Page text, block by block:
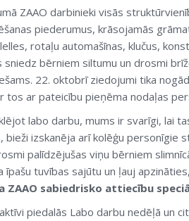
ZAAO darbinieki visās
piederumus, krāsojamās
rotaļu automašīnas, klučus,
sniedz bērniem siltumu un drosmi
22. oktobrī ziedojumi tika
tos ar pateicību pieņēma nodaļas
labo darbu, mums ir svarīgi, lai
izskanēja arī kolēģu personīgie
palīdzējušas viņu bērniem
īpašu tuvības sajūtu un ļauj
ZAAO sabiedrisko attiecību
piedalās Labo darbu nedēļā un